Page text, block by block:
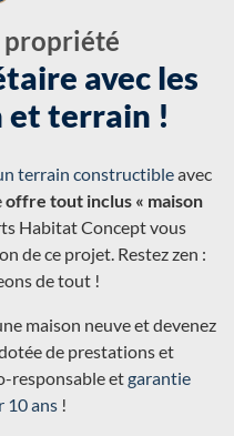
propriété
avec les
et terrain !
terrain constructibleavec
offre tout inclus « maison
Habitat Concept vous
de ce projet. Restez zen :
de tout !
maison neuve et devenez
de prestations et
responsable etgarantie
10 ans!